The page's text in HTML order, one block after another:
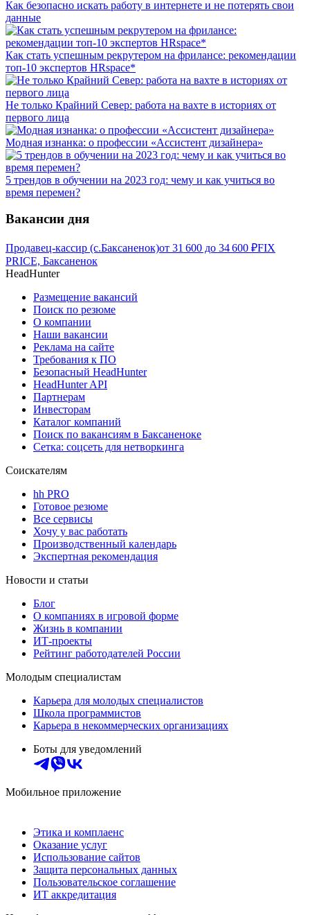
Как безопасно искать работу в интернете и не потерять свои
данные
Как стать успешным рекрутером на фрилансе: рекомендации
топ-10 экспертов HRspace*
Не только Крайний Север: работа на вахте в историях от
первого лица
Модная изнанка: о профессии «Ассистент дизайнера»
5 трендов в обучении на 2023 год: чему и как учиться во
время перемен?
Вакансии дня
Продавец-кассир (с.Баксаненок)от 31 600 до 34 600 ₽FIX
PRICE, Баксаненок
HeadHunter
Размещение вакансий
Поиск по резюме
О компании
Наши вакансии
Реклама на сайте
Требования к ПО
Безопасный HeadHunter
HeadHunter API
Партнерам
Инвесторам
Каталог компаний
Поиск по вакансиям в Баксаненоке
Сетка: соцсеть для нетворкинга
Соискателям
hh PRO
Готовое резюме
Все сервисы
Хочу у вас работать
Производственный календарь
Экспертная рекомендация
Новости и статьи
Блог
О компаниях в игровой форме
Жизнь в компании
ИТ-проекты
Рейтинг работодателей России
Молодым специалистам
Карьера для молодых специалистов
Школа программистов
Карьера в некоммерческих организациях
Боты для уведомлений
Мобильное приложение
Этика и комплаенс
Оказание услуг
Использование сайтов
Защита персональных данных
Пользовательское соглашение
ИТ аккредитация